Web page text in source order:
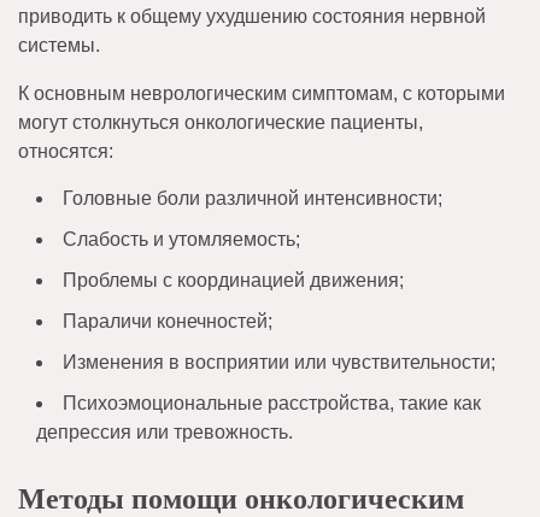
приводить к общему ухудшению состояния нервной
системы.
К основным неврологическим симптомам, с которыми
могут столкнуться онкологические пациенты,
относятся:
Головные боли различной интенсивности;
Слабость и утомляемость;
Проблемы с координацией движения;
Параличи конечностей;
Изменения в восприятии или чувствительности;
Психоэмоциональные расстройства, такие как
депрессия или тревожность.
Методы помощи онкологическим